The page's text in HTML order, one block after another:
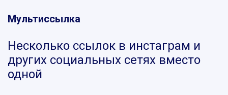
Мультиссылка
Несколько ссылок в инстаграм и
других социальных сетях вместо
одной